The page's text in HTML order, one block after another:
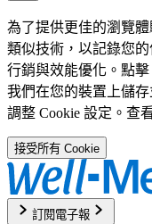
為了提供更佳的瀏覽
類似技術，以記錄您
行銷與效能優化。點
我們在您的裝置上儲
調整 Cookie 設定。查
接受所有 Cookie
訂閱電子報